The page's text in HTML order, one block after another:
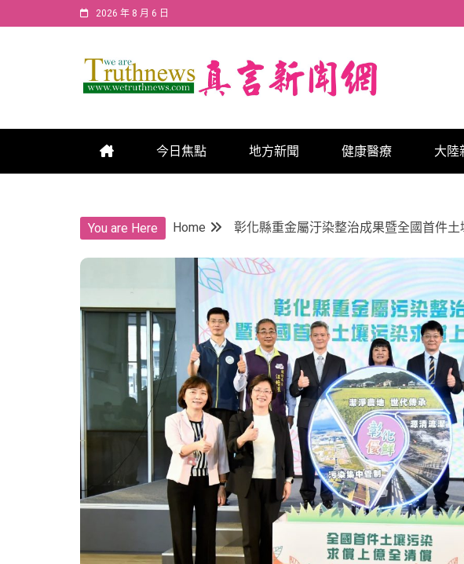
to
2026 年 8 月 6 日
真言新聞網
今日焦點 地方新聞 健康醫療 大陸
You are Here Home 彰化縣重金屬汙染整治成果暨全國首件